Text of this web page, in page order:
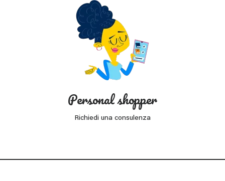
Personal shopper
Richiedi una consulenza